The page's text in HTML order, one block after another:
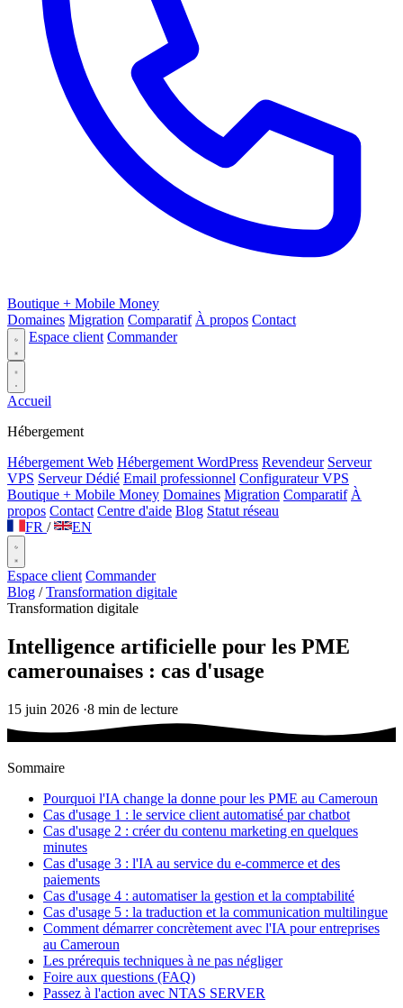
Boutique + Mobile Money
Domaines Migration Comparatif À propos Contact
Espace client Commander
Accueil
Hébergement
Hébergement Web Hébergement WordPress Revendeur Serveur
VPS Serveur Dédié Email professionnel Configurateur VPS
Boutique + Mobile Money Domaines Migration Comparatif À
propos Contact Centre d'aide Blog Statut réseau
FR / EN
Espace client Commander
Blog / Transformation digitale
Transformation digitale
Intelligence artificielle pour les PME
camerounaises : cas d'usage
15 juin 2026 ·8 min de lecture
Sommaire
Pourquoi l'IA change la donne pour les PME au Cameroun
Cas d'usage 1 : le service client automatisé par chatbot
Cas d'usage 2 : créer du contenu marketing en quelques
minutes
Cas d'usage 3 : l'IA au service du e-commerce et des
paiements
Cas d'usage 4 : automatiser la gestion et la comptabilité
Cas d'usage 5 : la traduction et la communication multilingue
Comment démarrer concrètement avec l'IA pour entreprises
au Cameroun
Les prérequis techniques à ne pas négliger
Foire aux questions (FAQ)
Passez à l'action avec NTAS SERVER